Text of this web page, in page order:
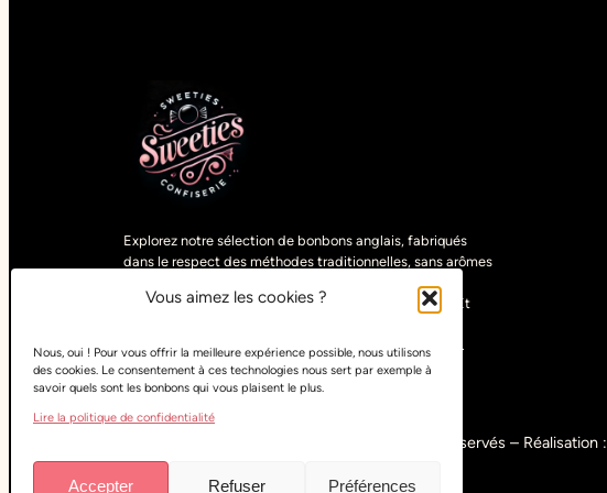
Vous aimez les cookies ?
Nous, oui ! Pour vous offrir la meilleure expérience possible, nous utilisons
des cookies. Le consentement à ces technologies nous sert par exemple à
savoir quels sont les bonbons qui vous plaisent le plus.
Lire la politique de confidentialité
Accepter Refuser Préférences
Explorez notre sélection de bonbons anglais, fabriqués
dans le respect des méthodes traditionnelles, sans arômes
artificiels. Découvrez des gourmandises uniques,
sélectionnées parmi les spécialités du monde entier. Et
végétariens, vegans, halals, sans sucre ou sans gluten.
– Tous droits réservés – Réalisation :